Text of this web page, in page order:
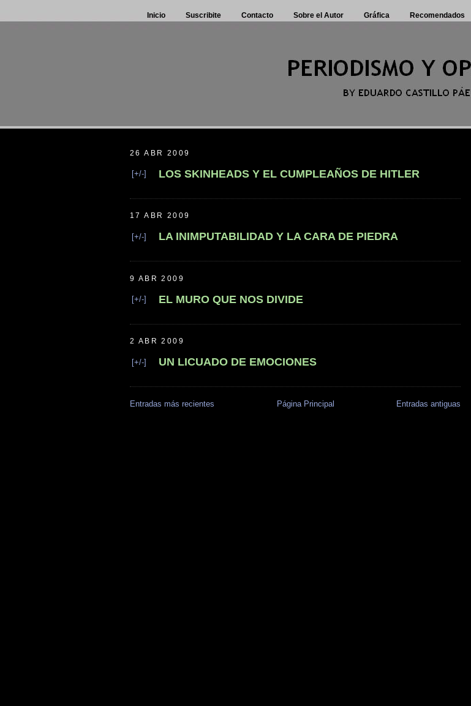
Inicio Suscribite Contacto Sobre el Autor Gráfica Recomendados
26 ABR 2009
[+/-] LOS SKINHEADS Y EL CUMPLEAÑOS DE HITLER
17 ABR 2009
[+/-] LA INIMPUTABILIDAD Y LA CARA DE PIEDRA
9 ABR 2009
[+/-] EL MURO QUE NOS DIVIDE
2 ABR 2009
[+/-] UN LICUADO DE EMOCIONES
Entradas más recientes Entradas antiguas
Página Principal